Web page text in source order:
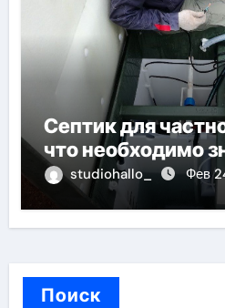
Септик для
что необходимо
studiohallo_ Фев
Поиск